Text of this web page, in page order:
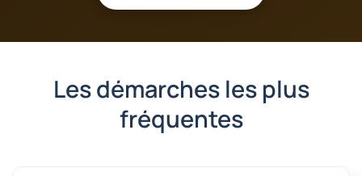
Les démarches les plus
fréquentes